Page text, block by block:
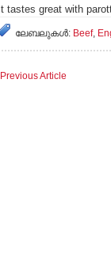
It tastes great with
ലേബലുകള്‍: Beef,
Previous Article